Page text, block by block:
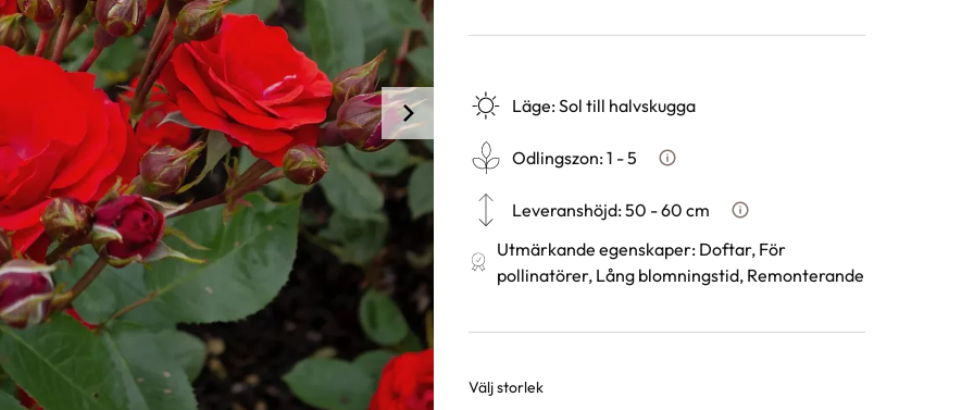
Läge:Sol till halvskugga
Odlingszon:1 - 5
Vad är odlingszon?
Leveranshöjd:50 - 60 cm
Hur vi mäter leveranshöjd på
Utmärkande egenskaper: Doftar, För
pollinatörer, Lång blomningstid, Remonterande
Välj storlek